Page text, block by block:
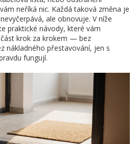
neříká nic. Každá taková změna je
ale obnovuje. V níže
praktické návody, které vám
krok za krokem — bez
nákladného přestavování, jen s
fungují.